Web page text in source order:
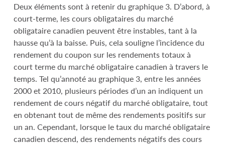
Deux éléments sont à retenir du graphique 3. D’abord, à
court-terme, les cours obligataires du marché
obligataire canadien peuvent être instables, tant à la
hausse qu’à la baisse. Puis, cela souligne l’incidence du
rendement du coupon sur les rendements totaux à
court terme du marché obligataire canadien à travers le
temps. Tel qu’annoté au graphique 3, entre les années
2000 et 2010, plusieurs périodes d’un an indiquent un
rendement de cours négatif du marché obligataire, tout
en obtenant tout de même des rendements positifs sur
un an. Cependant, lorsque le taux du marché obligataire
canadien descend, des rendements négatifs des cours